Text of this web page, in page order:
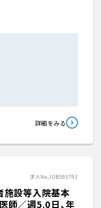
詳細をみる
求人No.JOB593791
施設等入院基本
師／週5.0日、年